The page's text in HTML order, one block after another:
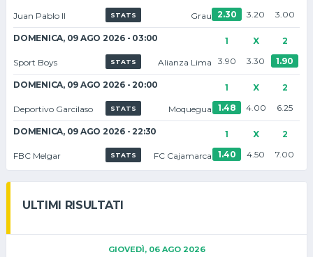
Juan Pablo II STATS Grau 2.30 3.20 3.00
DOMENICA, 09 AGO 2026 - 03:00 1 X 2
Sport Boys STATS Alianza Lima 3.90 3.30 1.90
DOMENICA, 09 AGO 2026 - 20:00 1 X 2
Deportivo Garcilaso STATS Moquegua 1.48 4.00 6.25
DOMENICA, 09 AGO 2026 - 22:30 1 X 2
FBC Melgar STATS FC Cajamarca 1.40 4.50 7.00
ULTIMI RISULTATI
GIOVEDÌ, 06 AGO 2026